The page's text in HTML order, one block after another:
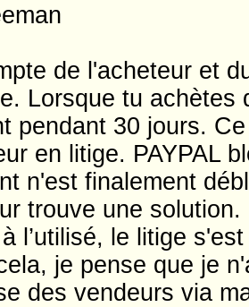
de l'acheteur et
Lorsque tu achètes
pendant 30 jours.
en litige. PAYPAL
n'est finalement
trouve une
l’utilisé, le litige
je pense que je
des vendeurs via